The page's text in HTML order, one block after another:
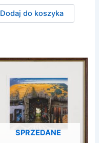
Dodaj do koszyka
SPRZEDANE